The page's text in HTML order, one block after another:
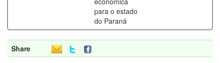
para o estado
do Paraná
Share